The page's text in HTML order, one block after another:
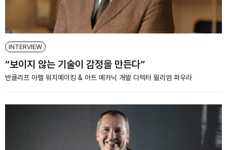
INTERVIEW
“보이지 않는 기술이 감정을 만든다”
반클리프 아펠 워치메이킹 & 아트 메카닉 개발 디렉터 윌리엄 파우라